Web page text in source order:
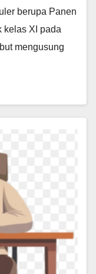
berupa Panen
kelas XI pada
mengusung